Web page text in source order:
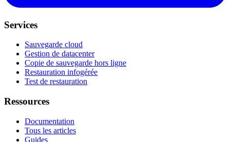
Services
Sauvegarde cloud
Gestion de datacenter
Copie de sauvegarde hors ligne
Restauration infogérée
Test de restauration
Ressources
Documentation
Tous les articles
Guides